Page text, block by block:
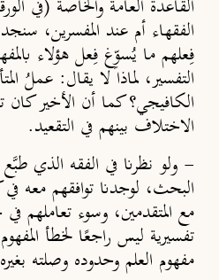
القاعدة العامة والخاصة (في
الفقهاء أم عند المفسرين،
فِعلهم ما يُسوِّغ فِعل هؤلاء
التفسير، لماذا لا يقال: عملُ
الكافيجي؟ كما أن الأخير كان
الاختلاف بينهم في التقعيد.
- ولو نظرنا في الفقه الذي
البحث، لوجدنا توافقهم معه
مع المتقدمين، وسوء تعاملهم
تفسيرية ليس راجعًا لخطأ
مفهوم العلم وحدوده وصلته